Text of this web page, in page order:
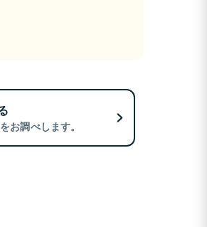
お調べします。